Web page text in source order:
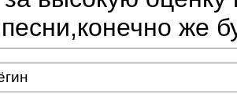
же